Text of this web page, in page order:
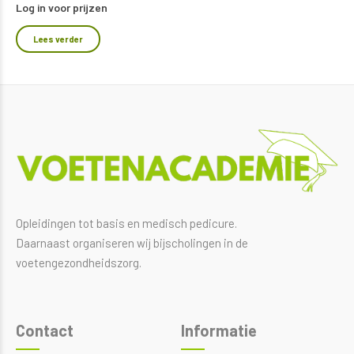
Log in voor prijzen
Lees verder
Opleidingen tot basis en medisch pedicure.
Daarnaast organiseren wij bijscholingen in de
voetengezondheidszorg.
Contact Informatie